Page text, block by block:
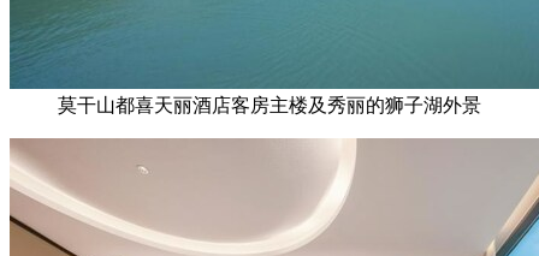
莫干山都喜天丽酒店客房主楼及秀丽的狮子湖外景